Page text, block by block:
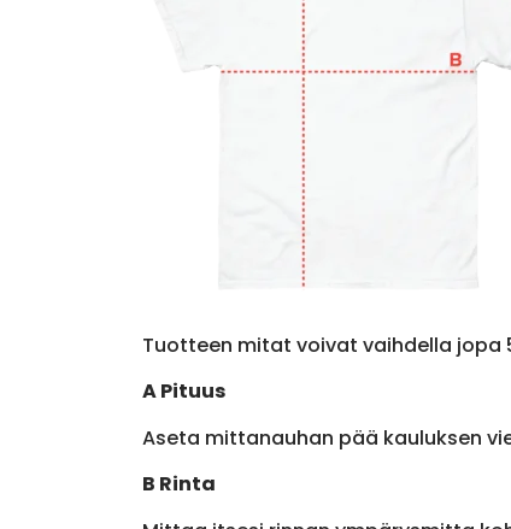
Tuotteen mitat voivat vaihdella jopa
A Pituus
Aseta mittanauhan pää kauluksen
B Rinta